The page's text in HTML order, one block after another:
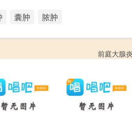
囊肿 脓肿
前庭大腺